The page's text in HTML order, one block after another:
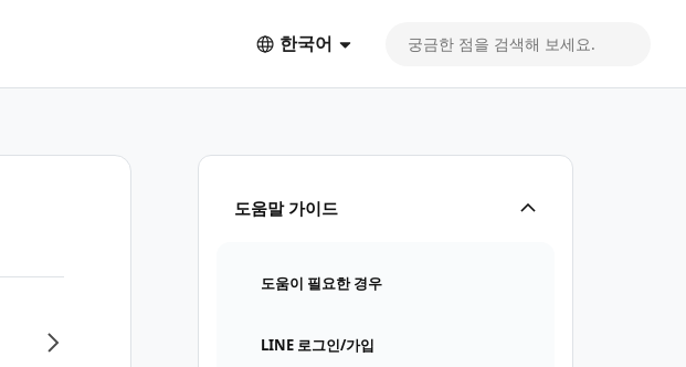
한국어
도움말 가이드
도움이 필요한 경우
LINE 로그인/가입